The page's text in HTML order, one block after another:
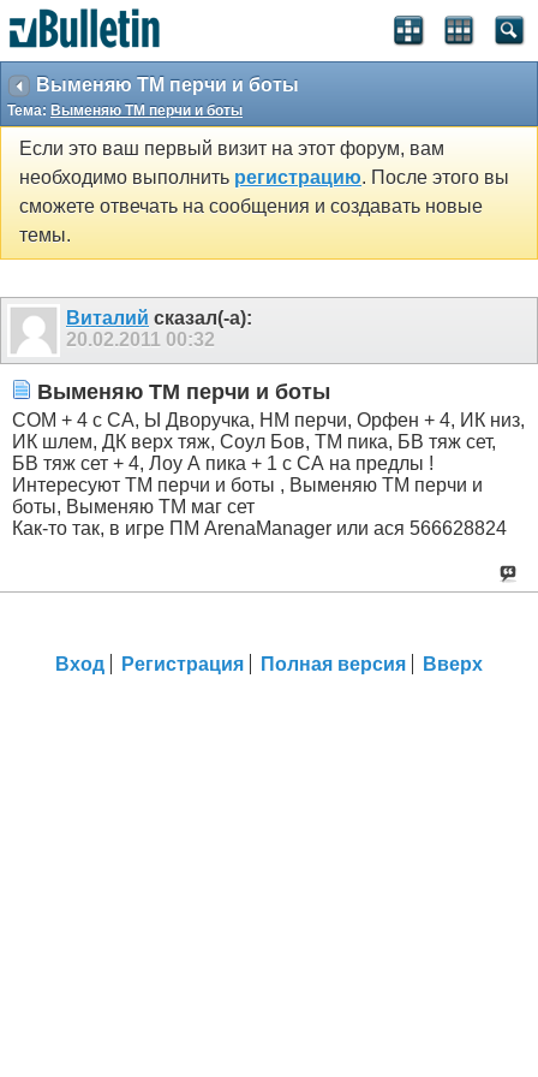
Выменяю ТМ перчи и боты
Тема: Выменяю ТМ перчи и боты
Если это ваш первый визит на этот форум, вам
необходимо выполнить регистрацию. После этого вы
сможете отвечать на сообщения и создавать новые
темы.
Виталий сказал(-а):
20.02.2011 00:32
Выменяю ТМ перчи и боты
СОМ + 4 с СА, Ы Дворучка, НМ перчи, Орфен + 4, ИК низ,
ИК шлем, ДК верх тяж, Соул Бов, ТМ пика, БВ тяж сет,
БВ тяж сет + 4, Лоу А пика + 1 с СА на предлы !
Интересуют ТМ перчи и боты , Выменяю ТМ перчи и
боты, Выменяю ТМ маг сет
Как-то так, в игре ПМ ArenaManager или ася 566628824
Вход Регистрация Полная версия Вверх